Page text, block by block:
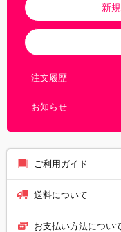
新
注文履歴
お知らせ
ご利用ガイド
送料について
お支払い方法につい